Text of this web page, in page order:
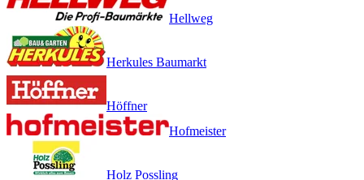
Hellweg
Herkules Baumarkt
Höffner
Hofmeister
Holz Possling